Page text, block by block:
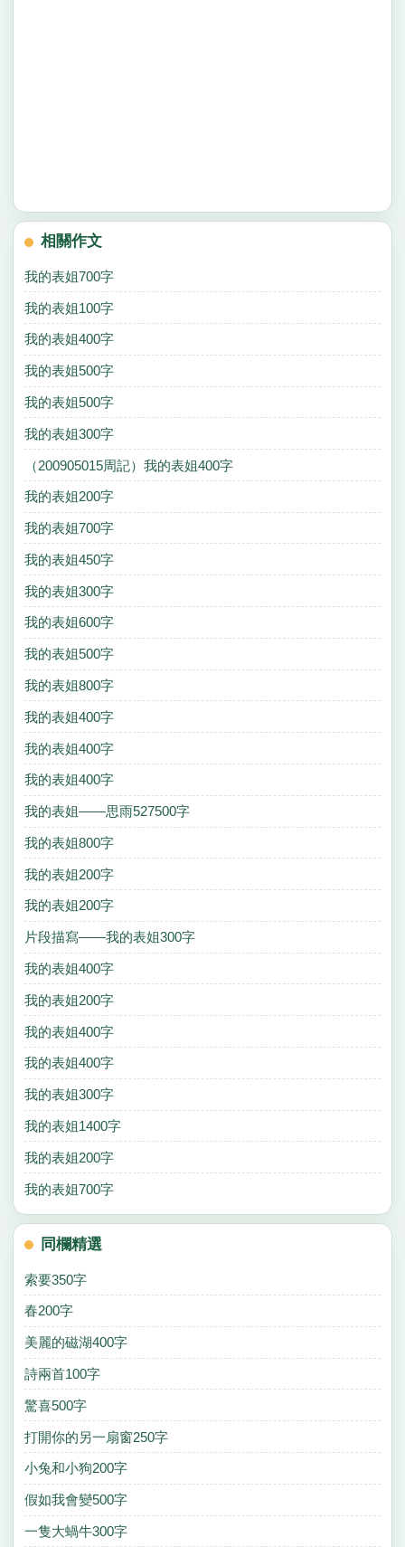
相關作文
我的表姐700字
我的表姐100字
我的表姐400字
我的表姐500字
我的表姐500字
我的表姐300字
（200905015周記）我的表姐400字
我的表姐200字
我的表姐700字
我的表姐450字
我的表姐300字
我的表姐600字
我的表姐500字
我的表姐800字
我的表姐400字
我的表姐400字
我的表姐400字
我的表姐——思雨527500字
我的表姐800字
我的表姐200字
我的表姐200字
片段描寫——我的表姐300字
我的表姐400字
我的表姐200字
我的表姐400字
我的表姐400字
我的表姐300字
我的表姐1400字
我的表姐200字
我的表姐700字
同欄精選
索要350字
春200字
美麗的磁湖400字
詩兩首100字
驚喜500字
打開你的另一扇窗250字
小兔和小狗200字
假如我會變500字
一隻大蝸牛300字